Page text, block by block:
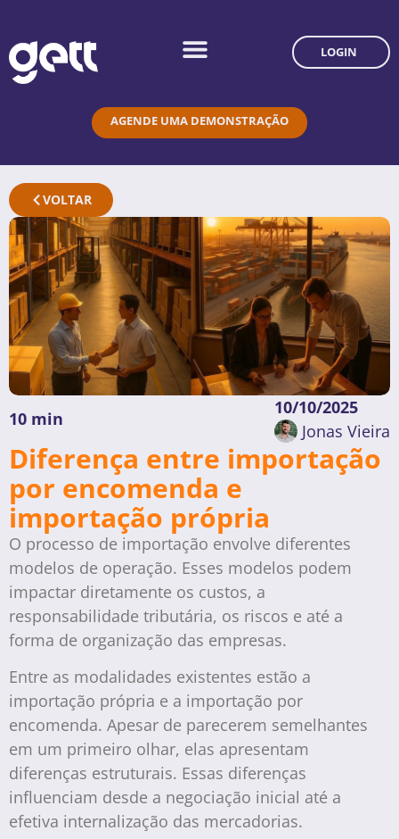
LOGIN
AGENDE UMA DEMONSTRAÇÃO
VOLTAR
10 min
10/10/2025
Jonas Vieira
Diferença entre importação
por encomenda e
importação própria
O processo de importação envolve diferentes
modelos de operação. Esses modelos podem
impactar diretamente os custos, a
responsabilidade tributária, os riscos e até a
forma de organização das empresas.
Entre as modalidades existentes estão a
importação própria e a importação por
encomenda. Apesar de parecerem semelhantes
em um primeiro olhar, elas apresentam
diferenças estruturais. Essas diferenças
influenciam desde a negociação inicial até a
efetiva internalização das mercadorias.